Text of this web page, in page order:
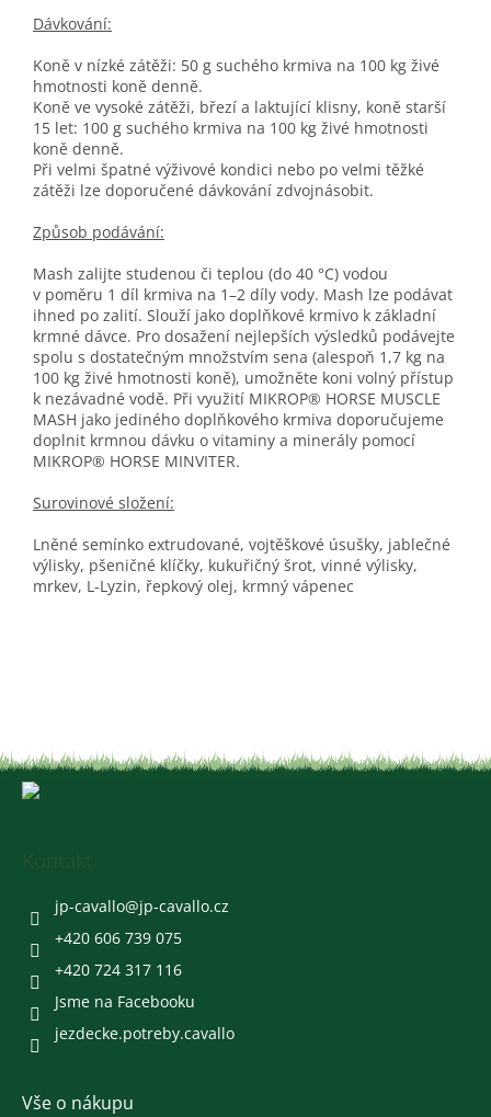
Dávkování:
Koně v nízké zátěži: 50 g suchého krmiva na 100 kg živé
hmotnosti koně denně.
Koně ve vysoké zátěži, březí a laktující klisny, koně starší
15 let: 100 g suchého krmiva na 100 kg živé hmotnosti
koně denně.
Při velmi špatné výživové kondici nebo po velmi těžké
zátěži lze doporučené dávkování zdvojnásobit.
Způsob podávání:
Mash zalijte studenou či teplou (do 40 °C) vodou
v poměru 1 díl krmiva na 1–2 díly vody. Mash lze podávat
ihned po zalití. Slouží jako doplňkové krmivo k základní
krmné dávce. Pro dosažení nejlepších výsledků podávejte
spolu s dostatečným množstvím sena (alespoň 1,7 kg na
100 kg živé hmotnosti koně), umožněte koni volný přístup
k nezávadné vodě. Při využití MIKROP® HORSE MUSCLE
MASH jako jediného doplňkového krmiva doporučujeme
doplnit krmnou dávku o vitaminy a minerály pomocí
MIKROP® HORSE MINVITER.
Surovinové složení:
Lněné semínko extrudované, vojtěškové úsušky, jablečné
výlisky, pšeničné klíčky, kukuřičný šrot, vinné výlisky,
mrkev, L-Lyzin, řepkový olej, krmný vápenec
jp-cavallo@jp-cavallo.cz
+420 606 739 075
+420 724 317 116
Jsme na Facebooku
jezdecke.potreby.cavallo
Vše o nákupu